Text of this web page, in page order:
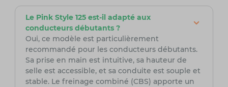
Le Pink Style 125 est-il adapté aux
conducteurs débutants ?
Oui, ce modèle est particulièrement
recommandé pour les conducteurs débutants.
Sa prise en main est intuitive, sa hauteur de
selle est accessible, et sa conduite est souple et
stable. Le freinage combiné (CBS) apporte un